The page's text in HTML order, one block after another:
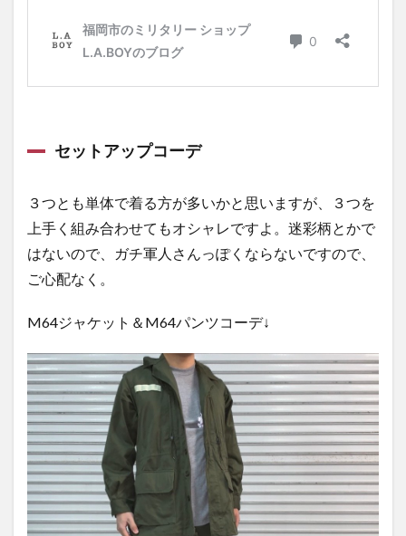
セットアップコーデ
３つとも単体で着る方が多いかと思いますが、３つを
上手く組み合わせてもオシャレですよ。迷彩柄とかで
はないので、ガチ軍人さんっぽくならないですので、
ご心配なく。
M64ジャケット＆M64パンツコーデ↓